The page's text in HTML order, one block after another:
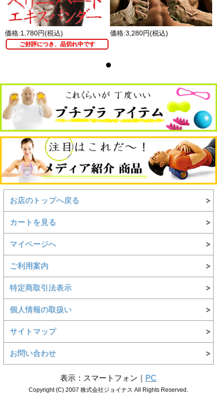
価格:1,780円(税込)
ご好評につき、品切れ中です
価格:3,280円(税込)
お店のトップへ戻る
カートを見る
マイページへ
ご利用案内
特定商取引法表示
個人情報の取扱い
サイトマップ
お問い合わせ
表示：スマートフォン｜ PC
Copyright (C) 2007 株式会社ジョイナス All Rights Reserved.